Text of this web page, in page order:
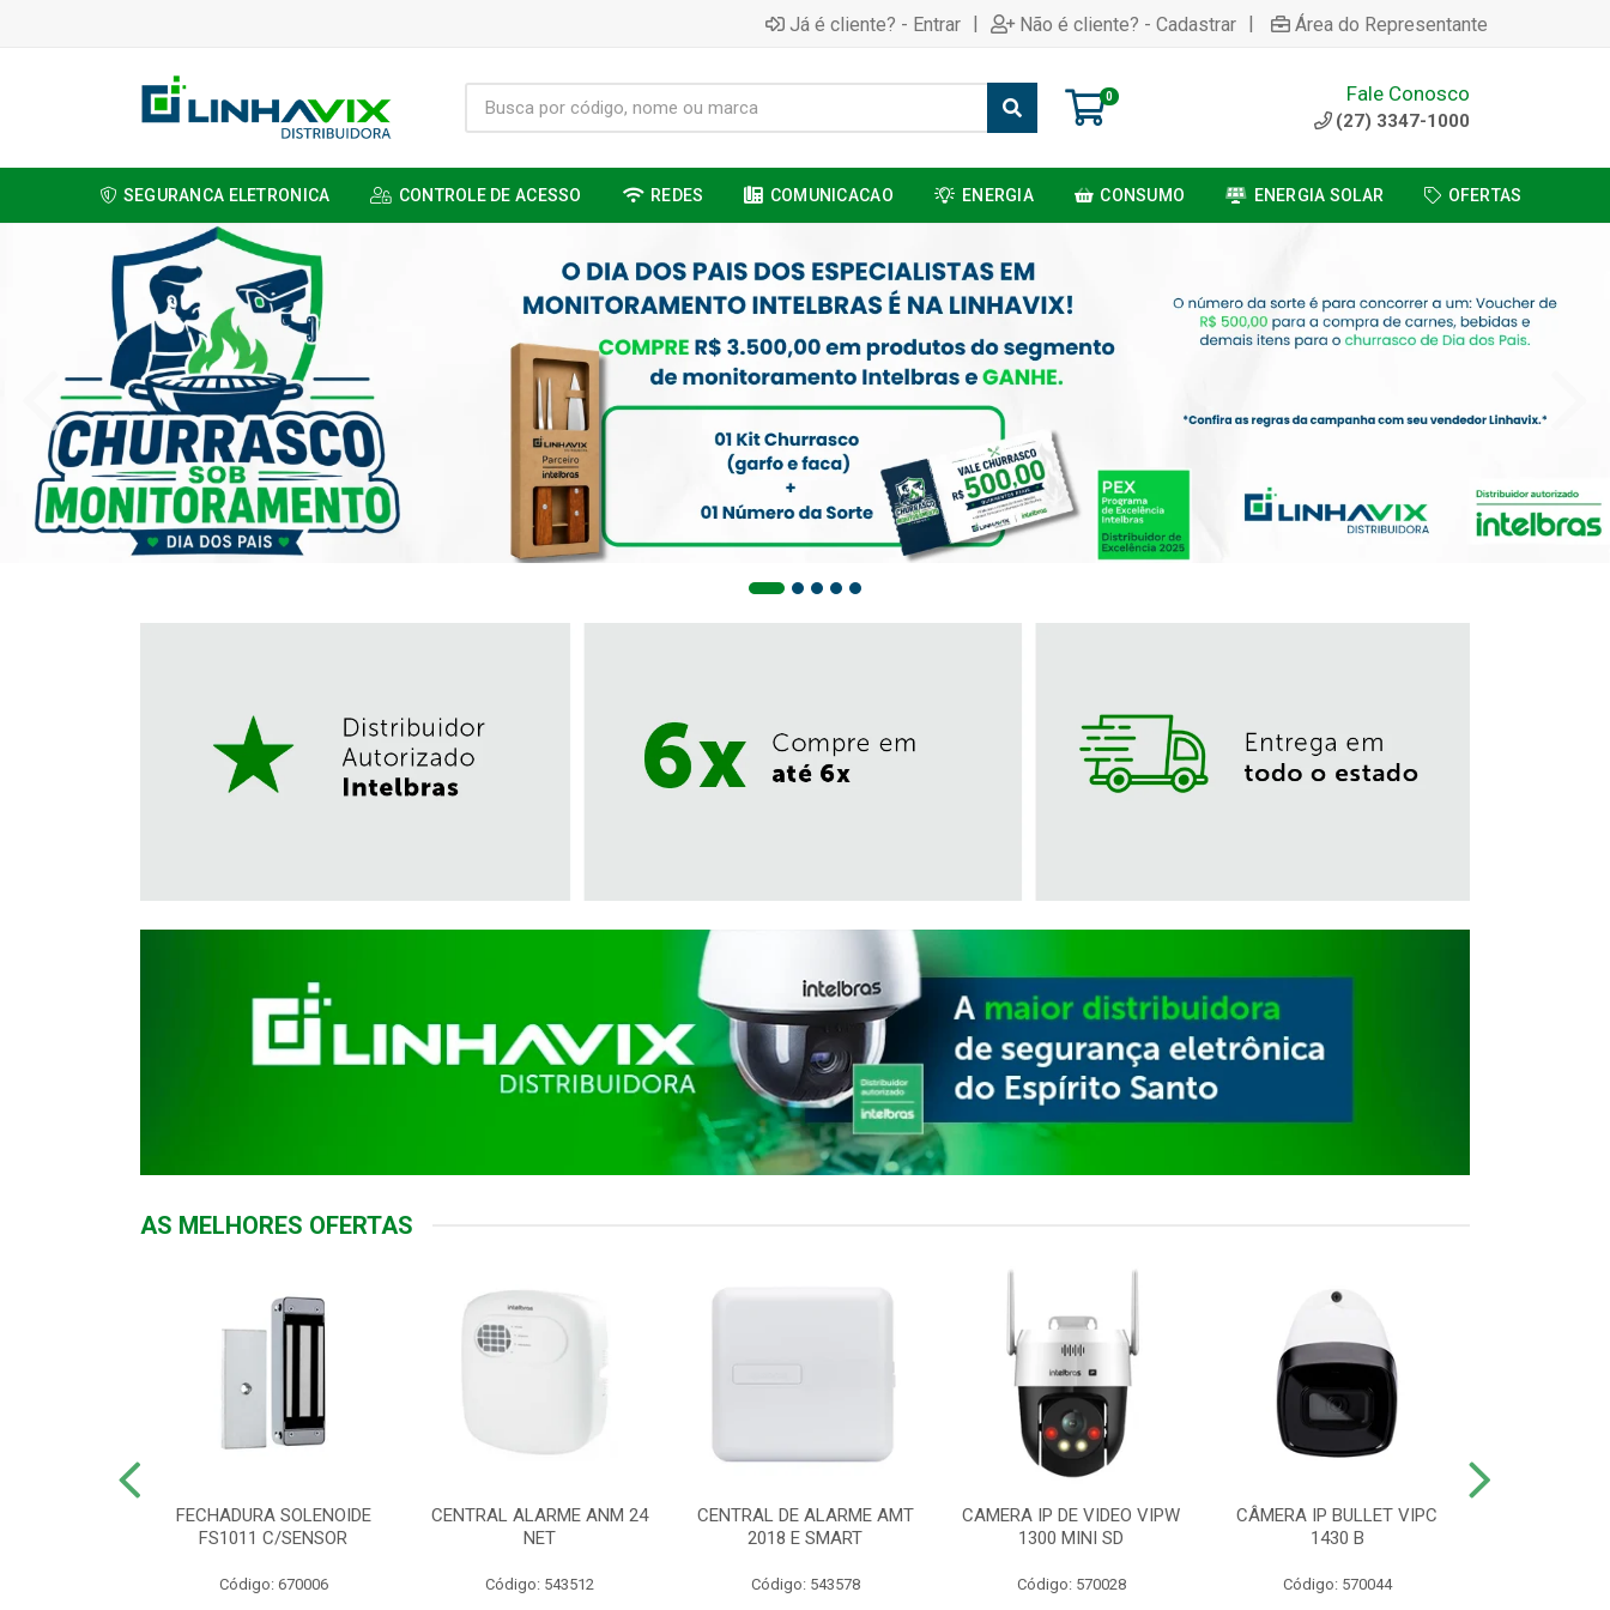
Já é cliente? - Entrar | Não é cliente? - Cadastrar | Área do Representante
0 Fale Conosco
(27) 3347-1000
SEGURANCA ELETRONICA CONTROLE DE ACESSO REDES COMUNICACAO ENERGIA CONSUMO ENERGIA SOLAR OFERTAS
AS MELHORES OFERTAS
FECHADURA SOLENOIDE
FS1011 C/SENSOR
Código: 670006
CENTRAL ALARME ANM 24
NET
Código: 543512
CENTRAL DE ALARME AMT
2018 E SMART
Código: 543578
CAMERA IP DE VIDEO VIPW
1300 MINI SD
Código: 570028
CÂMERA IP BULLET VIPC
1430 B
Código: 570044